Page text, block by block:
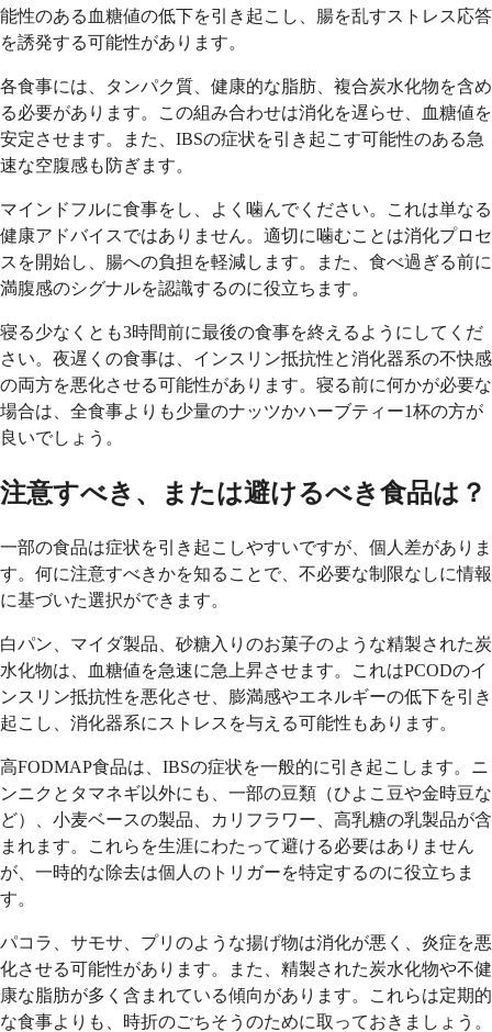
能性のある血糖値の低下を引き起こし、腸を乱すストレス応答
を誘発する可能性があります。
各食事には、タンパク質、健康的な脂肪、複合炭水化物を含め
る必要があります。この組み合わせは消化を遅らせ、血糖値を
安定させます。また、IBSの症状を引き起こす可能性のある急
速な空腹感も防ぎます。
マインドフルに食事をし、よく噛んでください。これは単なる
健康アドバイスではありません。適切に噛むことは消化プロセ
スを開始し、腸への負担を軽減します。また、食べ過ぎる前に
満腹感のシグナルを認識するのに役立ちます。
寝る少なくとも3時間前に最後の食事を終えるようにしてくだ
さい。夜遅くの食事は、インスリン抵抗性と消化器系の不快感
の両方を悪化させる可能性があります。寝る前に何かが必要な
場合は、全食事よりも少量のナッツかハーブティー1杯の方が
良いでしょう。
注意すべき、または避けるべき食品は？
一部の食品は症状を引き起こしやすいですが、個人差がありま
す。何に注意すべきかを知ることで、不必要な制限なしに情報
に基づいた選択ができます。
白パン、マイダ製品、砂糖入りのお菓子のような精製された炭
水化物は、血糖値を急速に急上昇させます。これはPCODのイ
ンスリン抵抗性を悪化させ、膨満感やエネルギーの低下を引き
起こし、消化器系にストレスを与える可能性もあります。
高FODMAP食品は、IBSの症状を一般的に引き起こします。ニ
ンニクとタマネギ以外にも、一部の豆類（ひよこ豆や金時豆な
ど）、小麦ベースの製品、カリフラワー、高乳糖の乳製品が含
まれます。これらを生涯にわたって避ける必要はありません
が、一時的な除去は個人のトリガーを特定するのに役立ちま
す。
パコラ、サモサ、プリのような揚げ物は消化が悪く、炎症を悪
化させる可能性があります。また、精製された炭水化物や不健
康な脂肪が多く含まれている傾向があります。これらは定期的
な食事よりも、時折のごちそうのために取っておきましょう。